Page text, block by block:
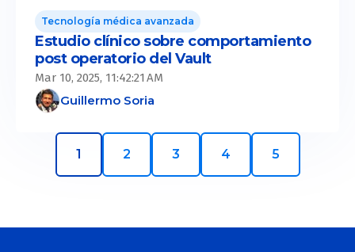
Tecnología médica avanzada
Estudio clínico sobre comportamiento
post operatorio del Vault
Mar 10, 2025, 11:42:21 AM
Guillermo Soria
1 2 3 4 5